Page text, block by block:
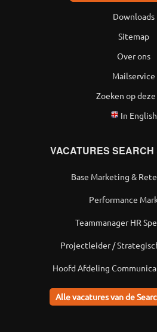
Downloads
Sitemap
Over ons
Mailservice
Zoeken op
In English
VACATURES SEARCH
Base Marketing &
Performance
Teammanager HR
Projectleider /
Hoofd Afdeling
Alle vacatures van de